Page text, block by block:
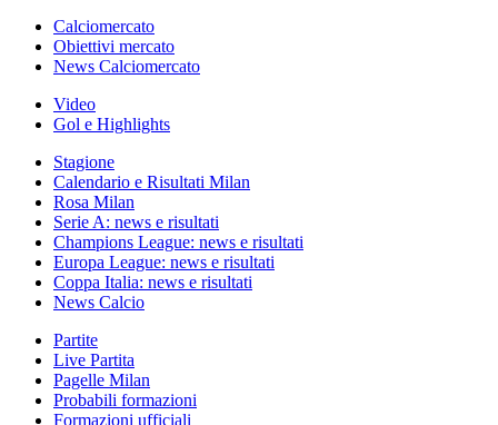
Calciomercato
Obiettivi mercato
News Calciomercato
Video
Gol e Highlights
Stagione
Calendario e Risultati Milan
Rosa Milan
Serie A: news e risultati
Champions League: news e risultati
Europa League: news e risultati
Coppa Italia: news e risultati
News Calcio
Partite
Live Partita
Pagelle Milan
Probabili formazioni
Formazioni ufficiali